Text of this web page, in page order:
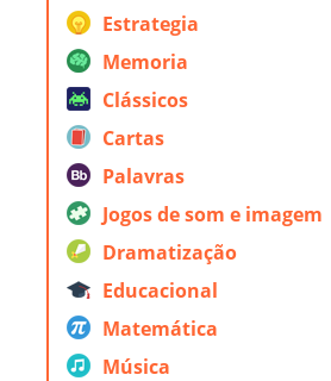
Estrategia
Memoria
Clássicos
Cartas
Palavras
Jogos de som e imagem
Dramatização
Educacional
Matemática
Música